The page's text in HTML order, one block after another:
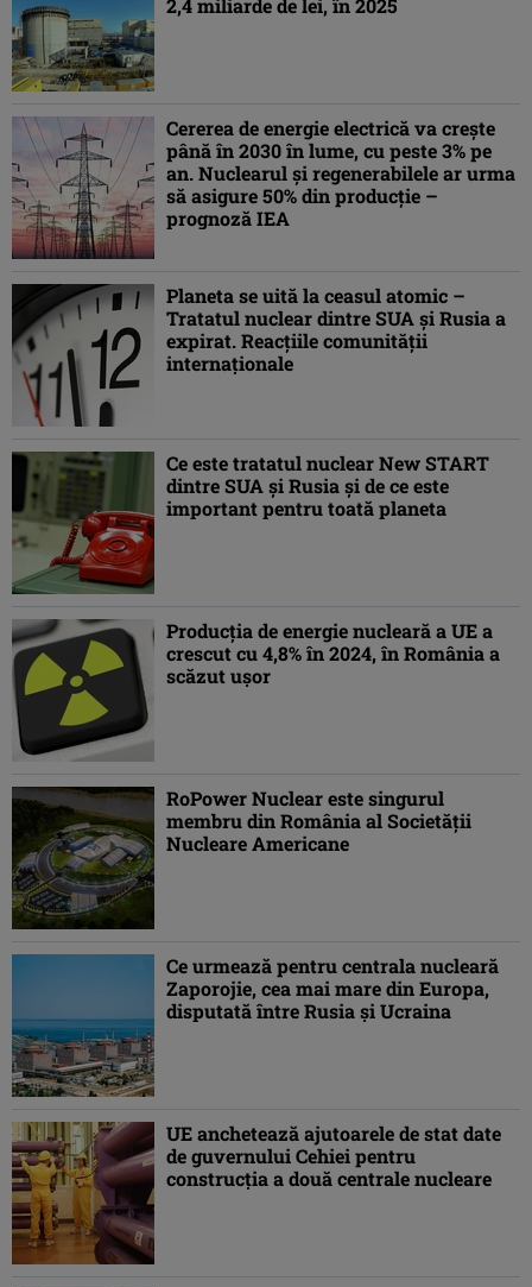
2,4 miliarde de lei, în 2025
Cererea de energie electrică va crește
până în 2030 în lume, cu peste 3% pe
an. Nuclearul și regenerabilele ar urma
să asigure 50% din producție –
prognoză IEA
Planeta se uită la ceasul atomic –
Tratatul nuclear dintre SUA şi Rusia a
expirat. Reacţiile comunităţii
internaţionale
Ce este tratatul nuclear New START
dintre SUA şi Rusia şi de ce este
important pentru toată planeta
Producţia de energie nucleară a UE a
crescut cu 4,8% în 2024, în România a
scăzut uşor
RoPower Nuclear este singurul
membru din România al Societăţii
Nucleare Americane
Ce urmează pentru centrala nucleară
Zaporojie, cea mai mare din Europa,
disputată între Rusia şi Ucraina
UE anchetează ajutoarele de stat date
de guvernului Cehiei pentru
construcţia a două centrale nucleare